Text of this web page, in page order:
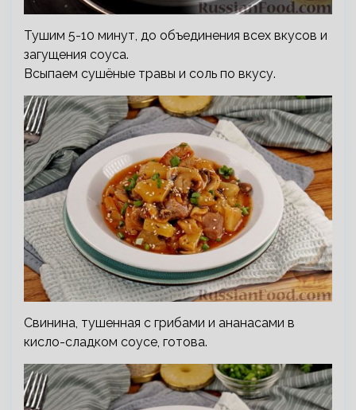
Тушим 5-10 минут, до объединения всех вкусов и
загущения соуса.
Всыпаем сушёные травы и соль по вкусу.
Свинина, тушенная с грибами и ананасами в
кисло-сладком соусе, готова.